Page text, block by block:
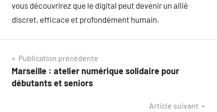
vous découvrirez que le digital peut devenir un allié
discret, efficace et profondément humain.
Navigation
de
Publication précédente
Marseille : atelier numérique solidaire pour
débutants et seniors
Article suivant